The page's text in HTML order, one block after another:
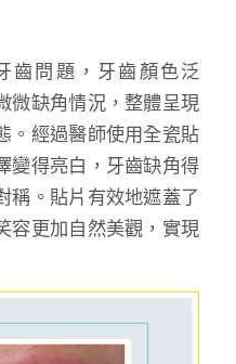
齒問題，牙齒顏色泛
微缺角情況，整體呈現
。經過醫師使用全瓷貼
變得亮白，牙齒缺角得
稱。貼片有效地遮蓋了
容更加自然美觀，實現